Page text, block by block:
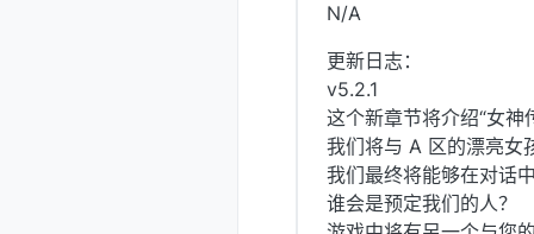
N/A
更新日志：
v5.2.1
这个新章节将介绍“女神
我们将与 A 区的漂亮女
我们最终将能够在对话
谁会是预定我们的人？